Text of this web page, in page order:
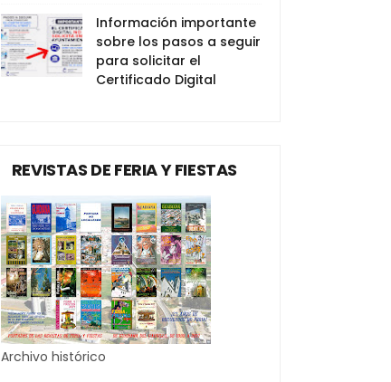
Información importante
sobre los pasos a seguir
para solicitar el
Certificado Digital
REVISTAS DE FERIA Y FIESTAS
Archivo histórico